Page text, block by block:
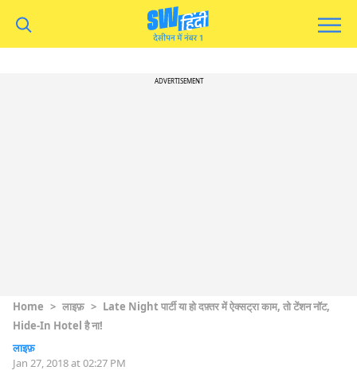
ADVERTISEMENT
Home > लाइफ़ > Late Night पार्टी या हो दफ़्तर में ऐक्सट्रा काम, तो टेंशन नॉट,
Hide-In Hotel है ना!
लाइफ़
Jan 27, 2018 at 02:27 PM